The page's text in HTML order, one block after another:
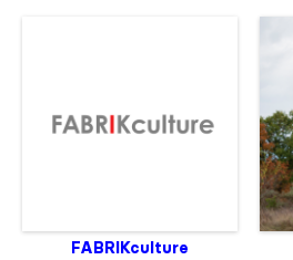
FABRIKculture